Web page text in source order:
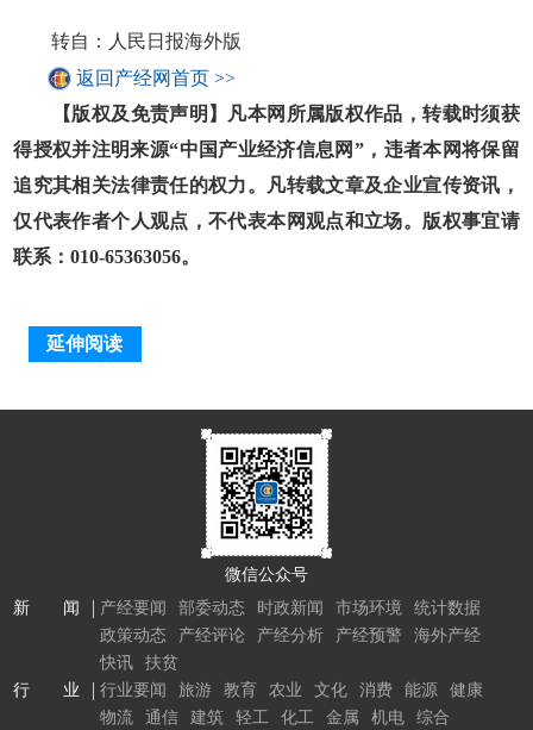
转自：人民日报海外版
返回产经网首页 >>
【版权及免责声明】凡本网所属版权作品，转载时须获
得授权并注明来源“中国产业经济信息网”，违者本网将保留
追究其相关法律责任的权力。凡转载文章及企业宣传资讯，
仅代表作者个人观点，不代表本网观点和立场。版权事宜请
联系：010-65363056。
延伸阅读
微信公众号
新 闻
产经要闻 部委动态 时政新闻 市场环境
统计数据
政策动态
产经评论 产经分析 产经预警
海外产经
快讯
扶贫
行 业
行业要闻 旅游 教育 农业 文化 消费 能源
健康
物流
通信 建筑 轻工 化工 金属 机电 综合